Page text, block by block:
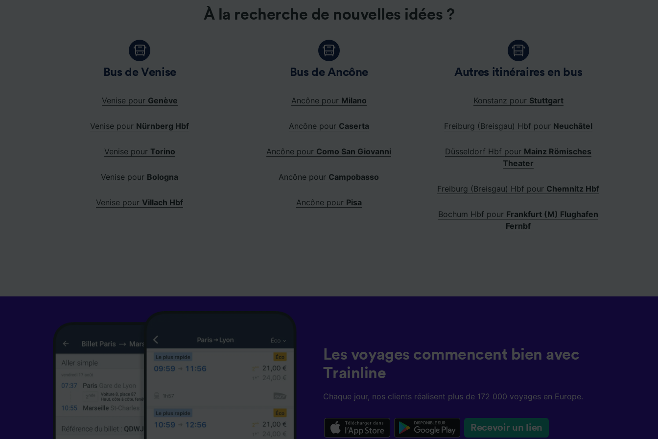
À la recherche de nouvelles idées ?
Bus de Venise
Venise pour Genève
Venise pour Nürnberg Hbf
Venise pour Torino
Venise pour Bologna
Venise pour Villach Hbf
Bus de Ancône
Ancône pour Milano
Ancône pour Caserta
Ancône pour Como San Giovanni
Ancône pour Campobasso
Ancône pour Pisa
Autres itinéraires en bus
Konstanz pour Stuttgart
Freiburg (Breisgau) Hbf pour Neuchâtel
Düsseldorf Hbf pour Mainz Römisches
Theater
Freiburg (Breisgau) Hbf pour Chemnitz Hbf
Bochum Hbf pour Frankfurt (M) Flughafen
Fernbf
Les voyages commencent bien avec
Trainline
Chaque jour, nos clients réalisent plus de 172 000 voyages en Europe.
Recevoir un lien